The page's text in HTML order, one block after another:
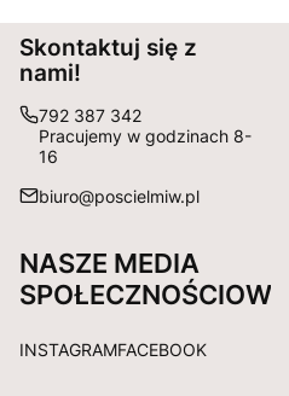
Skontaktuj się z
nami!
792 387 342
Pracujemy w godzinach 8-
16
biuro@poscielmiw.pl
NASZE MEDIA
SPOŁECZNOŚCIOWE:
INSTAGRAMFACEBOOK